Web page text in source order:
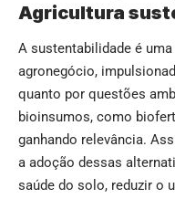
Agricultura
A sustentabilidade é
agronegócio,
quanto por questões
bioinsumos, como
ganhando relevância.
a adoção dessas
saúde do solo, reduzir o